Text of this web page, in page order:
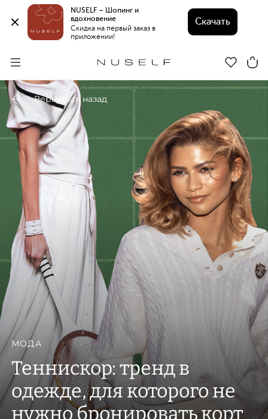
NUSELF – Шопинг и
вдохновение
Скидка на первый заказ в
приложении!
Скачать
Вернуться назад
МОДА
Теннискор: тренд в
одежде, для которого не
нужно бронировать корт